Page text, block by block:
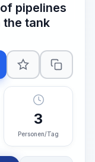
pipelines
the tank
3
Personen/Tag